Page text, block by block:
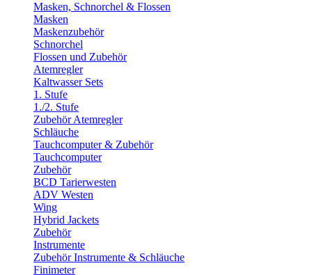
Masken, Schnorchel & Flossen
Masken
Maskenzubehör
Schnorchel
Flossen und Zubehör
Atemregler
Kaltwasser Sets
1. Stufe
1./2. Stufe
Zubehör Atemregler
Schläuche
Tauchcomputer & Zubehör
Tauchcomputer
Zubehör
BCD Tarierwesten
ADV Westen
Wing
Hybrid Jackets
Zubehör
Instrumente
Zubehör Instrumente & Schläuche
Finimeter